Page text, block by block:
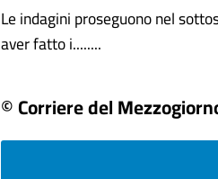
Le indagini proseguono nel
aver fatto i........
© Corriere del